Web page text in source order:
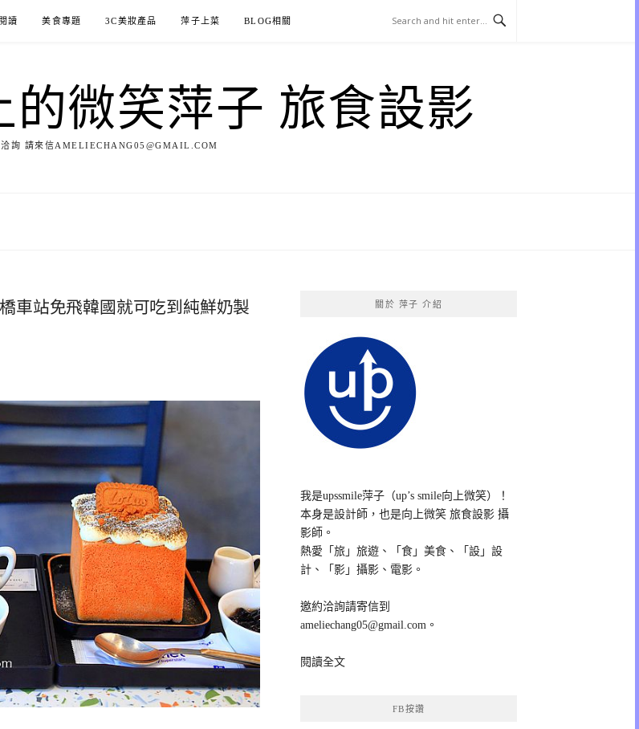
讀 美食專題 3C美妝產品 萍子上菜 BLOG相關
的微笑萍子 旅食設影
洽詢 請來信AMELIECHANG05@GMAIL.COM
車站免飛韓國就可吃到純鮮奶製
關於 萍子 介紹
我是upssmile萍子（up’s smile向上微笑）！
本身是設計師，也是向上微笑 旅食設影 攝
影師。
熱愛「旅」旅遊、「食」美食、「設」設
計、「影」攝影、電影。
邀約洽詢請寄信到
ameliechang05@gmail.com。
閱讀全文
FB按讚